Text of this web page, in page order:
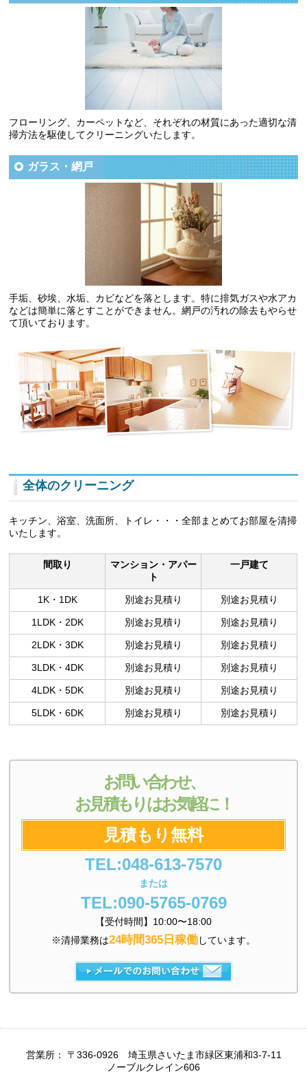
フローリング、カーペットなど、それぞれの材質にあった適切な清
掃方法を駆使してクリーニングいたします。
ガラス・網戸
手垢、砂埃、水垢、カビなどを落とします。特に排気ガスや水アカ
などは簡単に落とすことができません。網戸の汚れの除去もやらせ
て頂いております。
全体のクリーニング
キッチン、浴室、洗面所、トイレ・・・全部まとめてお部屋を清掃
いたします。
間取り
マンション・アパー
ト
一戸建て
1K・1DK 別途お見積り 別途お見積り
1LDK・2DK 別途お見積り 別途お見積り
2LDK・3DK 別途お見積り 別途お見積り
3LDK・4DK 別途お見積り 別途お見積り
4LDK・5DK 別途お見積り 別途お見積り
5LDK・6DK 別途お見積り 別途お見積り
お問い合わせ、
お見積もりはお気軽に！
見積もり無料
TEL:048-613-7570
または
TEL:090-5765-0769
【受付時間】10:00〜18:00
※清掃業務は24時間365日稼働しています。
営業所： 〒336-0926 埼玉県さいたま市緑区東浦和3-7-11
ノーブルクレイン606